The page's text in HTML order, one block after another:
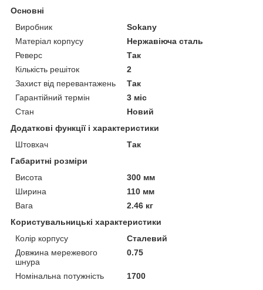
Основні
Виробник
Sokany
Матеріал корпусу
Нержавіюча сталь
Реверс
Так
Кількість решіток
2
Захист від перевантажень
Так
Гарантійний термін
3 міс
Стан
Новий
Додаткові функції і характеристики
Штовхач
Так
Габаритні розміри
Висота
300 мм
Ширина
110 мм
Вага
2.46 кг
Користувальницькі характеристики
Колір корпусу
Сталевий
Довжина мережевого
шнура
0.75
Номінальна потужність 1700